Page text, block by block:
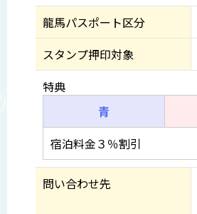
龍馬パスポート区分
スタンプ押印対象
特典
青
宿泊料金３％割引
問い合わせ先